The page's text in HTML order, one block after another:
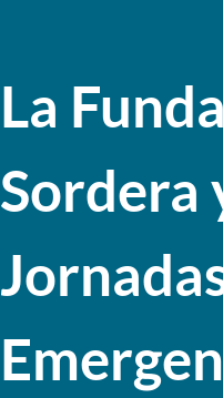
La
Sordera